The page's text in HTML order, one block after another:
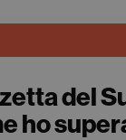
del
ho